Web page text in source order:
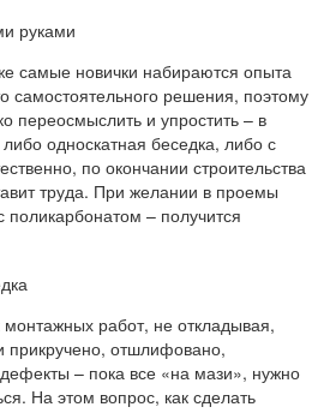
самые новички набираются опыта
самостоятельного решения, поэтому
переосмыслить и упростить – в
односкатная беседка, либо с
по окончании строительства
труда. При желании в проемы
поликарбонатом – получится
работ, не откладывая,
прикручено, отшлифовано,
– пока все «на мази», нужно
На этом вопрос, как сделать